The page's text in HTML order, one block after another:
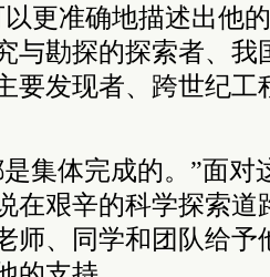
更准确地描述出他
与勘探的探索者、我
发现者、跨世纪
集体完成的。”面对
在艰辛的科学探索道
师、同学和团队给予